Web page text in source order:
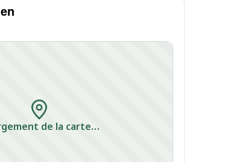
de la carte…